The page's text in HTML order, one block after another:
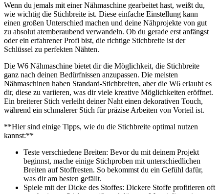
Wenn du jemals mit einer Nähmaschine gearbeitet​ hast, weißt du,
wie wichtig die Stichbreite⁣ ist. Diese einfache Einstellung kann
einen großen Unterschied machen und‍ deine Nähprojekte von gut
⁢zu absolut atemberaubend verwandeln. Ob du gerade erst anfängst
oder ein⁣ erfahrener Profi bist, die richtige Stichbreite ist der
Schlüssel zu perfekten Nähten.
Die W6⁤ Nähmaschine bietet dir die ⁢Möglichkeit, die Stichbreite
ganz ⁤nach deinen Bedürfnissen anzupassen. Die meisten
Nähmaschinen haben Standard-Stichbreiten, aber die W6 erlaubt es
dir, diese zu variieren, was dir viele kreative Möglichkeiten eröffnet.
⁣Ein breiterer Stich verleiht deiner Naht einen dekorativen Touch,‍
während ein schmalerer Stich für⁢ präzise Arbeiten von Vorteil ist.
**Hier sind einige Tipps, ⁣wie du die ⁢Stichbreite optimal nutzen
kannst:**
Teste verschiedene Breiten: ‍Bevor du mit deinem Projekt
beginnst, mache einige Stichproben mit unterschiedlichen
Breiten auf Stoffresten. So bekommst du ein Gefühl dafür,
was dir am besten gefällt.
Spiele mit der Dicke des Stoffes: Dickere Stoffe⁢ profitieren oft